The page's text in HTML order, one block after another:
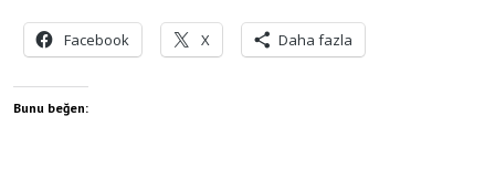
Facebook X Daha fazla
Bunu beğen: